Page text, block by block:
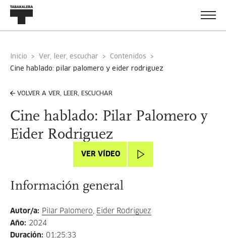
Inicio Ver, leer, escuchar
Contenidos
cine hablado: pilar palomero y eider rodriguez
VOLVER A VER, LEER, ESCUCHAR
Cine hablado: Pilar Palomero y
Eider Rodriguez
VER VÍDEO
Información general
Autor/a: Pilar Palomero, Eider Rodriguez
Año: 2024
Duración: 01:25:33